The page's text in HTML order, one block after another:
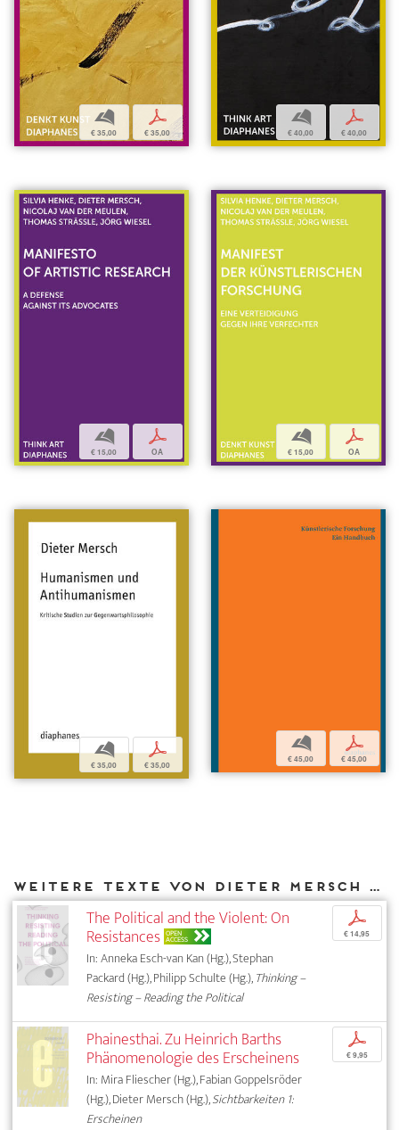
b
€ 35,00
p
€ 35,00
b
€ 40,00
p
€ 40,00
b
€ 15,00
p
OA
b
€ 15,00
p
OA
b
€ 35,00
p
€ 35,00
b
€ 45,00
p
€ 45,00
Weitere Texte von Dieter Mersch bei DIAPHANES
The Political and the Violent: On
Resistances OPEN
ACCESS
In: Anneka Esch-van Kan (Hg.), Stephan
Packard (Hg.), Philipp Schulte (Hg.),Thinking –
Resisting – Reading the Political
p
€ 14,95
Phainesthai. Zu Heinrich Barths
Phänomenologie des Erscheinens
In: Mira Fliescher (Hg.), Fabian Goppelsröder
(Hg.), Dieter Mersch (Hg.),Sichtbarkeiten 1:
Erscheinen
p
€ 9,95